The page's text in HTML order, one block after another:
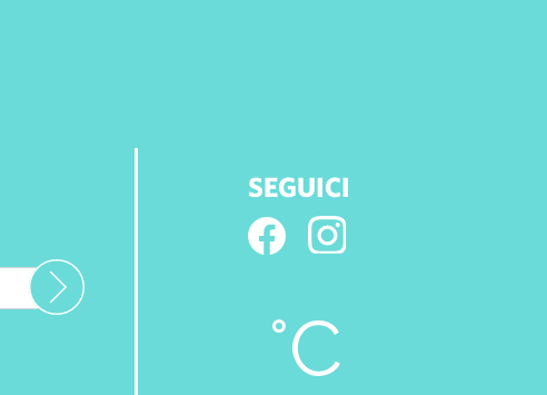
SEGUICI
°C